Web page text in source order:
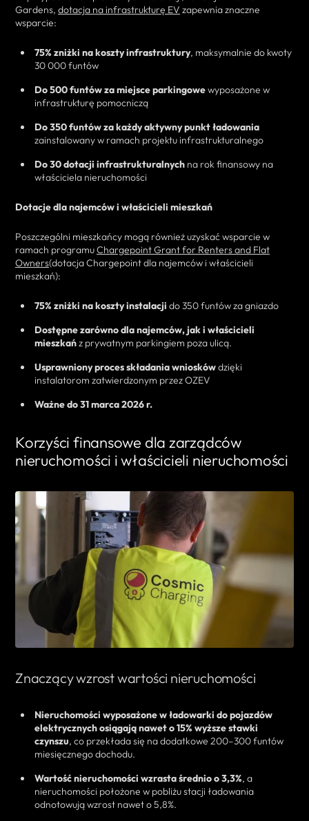
Gardens, dotacja na infrastrukturę EV zapewnia znaczne
wsparcie:
75% zniżki na koszty infrastruktury, maksymalnie do kwoty
30 000 funtów
Do 500 funtów za miejsce parkingowewyposażone w
infrastrukturę pomocniczą
Do 350 funtów za każdy aktywny punkt ładowania
zainstalowany w ramach projektu infrastrukturalnego
Do 30 dotacji infrastrukturalnych na rok finansowy na
właściciela nieruchomości
Dotacje dla najemców i właścicieli mieszkań
Poszczególni mieszkańcy mogą również uzyskać wsparcie w
ramach programuChargepoint Grant for Renters and Flat
Owners(dotacja Chargepoint dla najemców i właścicieli
mieszkań):
75% zniżki na koszty instalacji do 350 funtów za gniazdo
Dostępne zarówno dla najemców, jak i właścicieli
mieszkańz prywatnym parkingiem poza ulicą.
Usprawniony proces składania wnioskówdzięki
instalatorom zatwierdzonym przez OZEV
Ważne do 31 marca 2026 r.
Korzyści finansowe dla zarządców
nieruchomości i właścicieli nieruchomości
Znaczący wzrost wartości nieruchomości
Nieruchomości wyposażone w ładowarki do pojazdów
elektrycznych osiągają nawet o 15% wyższe stawki
czynszu, co przekłada się na dodatkowe 200–300 funtów
miesięcznego dochodu.
Wartość nieruchomości wzrasta średnio o 3,3%, a
nieruchomości położone w pobliżu stacji ładowania
odnotowują wzrost nawet o 5,8%.